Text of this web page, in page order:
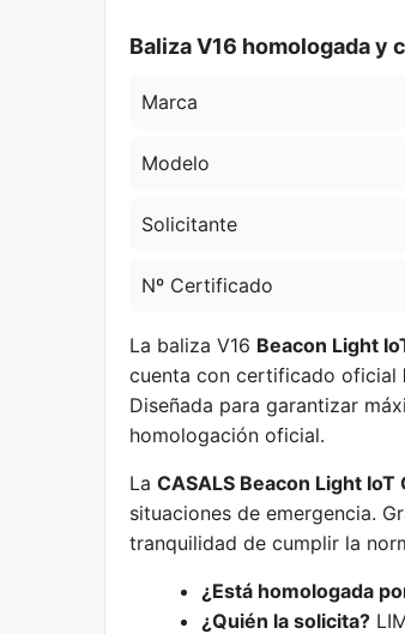
Baliza V16 homologada y
Marca
Modelo
Solicitante
Nº Certificado
La baliza V16 Beacon Light
cuenta con certificado oficial
Diseñada para garantizar
homologación oficial.
La CASALS Beacon Light
situaciones de emergencia.
tranquilidad de cumplir la
¿Está homologada
¿Quién la solicita?